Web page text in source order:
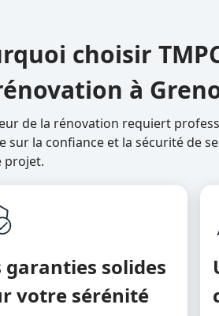
choisir
à
de la rénovation requiert
sur la confiance et la sécurité de
projet.
garanties solides
votre sérénité